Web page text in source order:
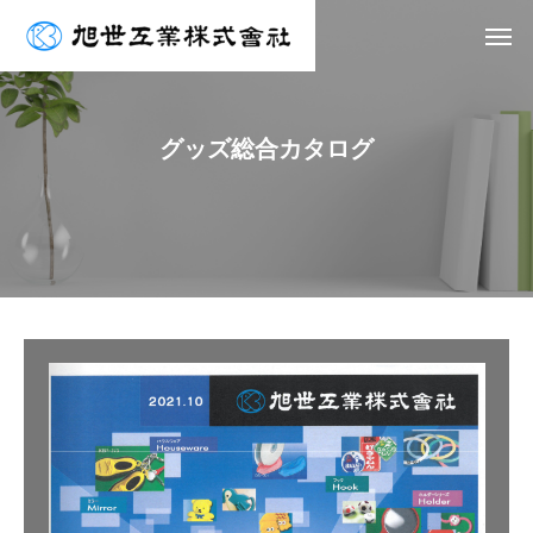
グッ ズ総合カタ ロ グ